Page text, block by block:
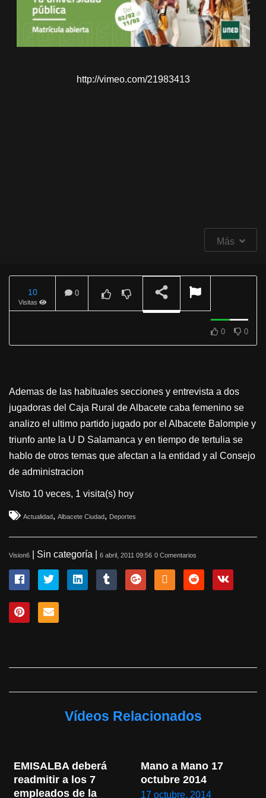
http://vimeo.com/21983413
Más
10
Visitas
0
0 0
Ademas de las habituales secciones y entrevista a dos
jugadoras del Caja Rural de Albacete caba femenino se
analizo el ultimo partido jugado por el Albacete Balompie y
triunfo ante la U D Salamanca y en tiempo de tertulia se
hablo de otros temas que afectan a la entidad y al Consejo
de administracion
Visto 10 veces, 1 visita(s) hoy
Actualidad, Albacete Ciudad, Deportes
Vision6 | Sin categoría | 6 abril, 2011 09:56 0 Comentarios
Vídeos Relacionados
EMISALBA deberá
readmitir a los 7
empleados de la
Mano a Mano 17
octubre 2014
17 octubre, 2014